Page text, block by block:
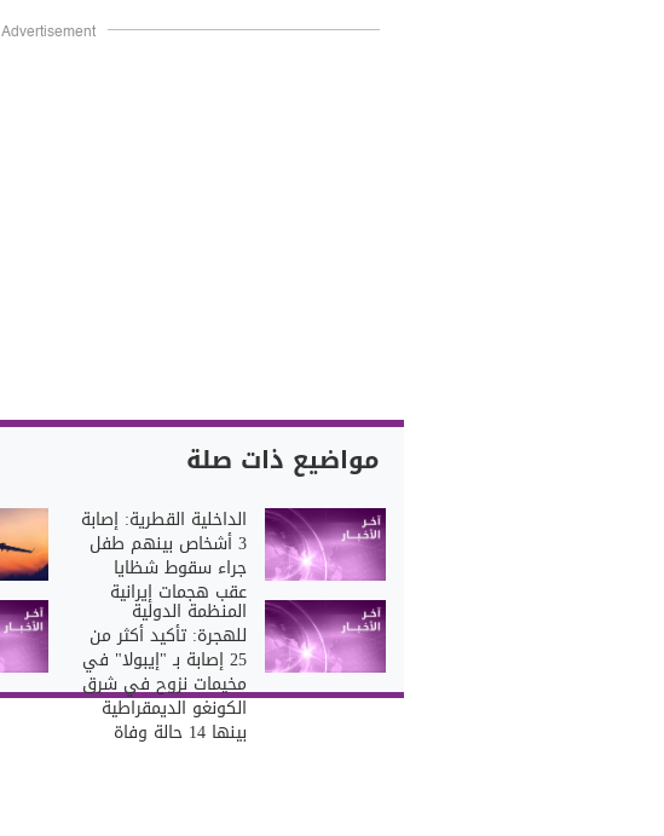
Advertisement
مواضيع ذات صلة
الداخلية القطرية: إصابة
3 أشخاص بينهم طفل
جراء سقوط شظايا
عقب هجمات إيرانية
المنظمة الدولية
للهجرة: تأكيد أكثر من
25 إصابة بـ "إيبولا" في
مخيمات نزوح في شرق
الكونغو الديمقراطية
بينها 14 حالة وفاة